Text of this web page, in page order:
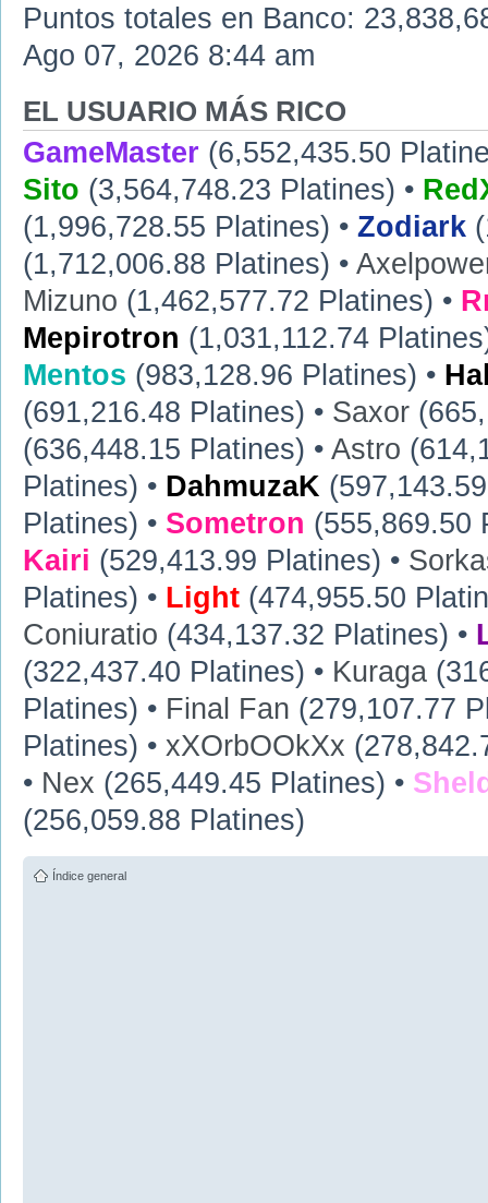
Puntos totales en Banco:
Ago 07, 2026 8:44 am
EL USUARIO MÁS RICO
GameMaster (6,552,435.50
Sito (3,564,748.23 Platines) •
(1,996,728.55 Platines) • Zodiark
(1,712,006.88 Platines) •
Mizuno (1,462,577.72 Platines) •
Mepirotron (1,031,112.74
Mentos (983,128.96 Platines) •
(691,216.48 Platines) • Saxor
(636,448.15 Platines) • Astro
Platines) • DahmuzaK
Platines) • Sometron (555,869.50
Kairi (529,413.99 Platines) •
Platines) • Light (474,955.50
Coniuratio (434,137.32 Platines) •
(322,437.40 Platines) • Kuraga
Platines) • Final Fan (279,107.77
Platines) • xXOrbOOkXx
• Nex (265,449.45 Platines) •
(256,059.88 Platines)
Índice general